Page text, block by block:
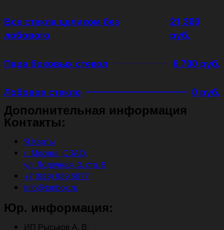
Все стекла целиком без
лобового
21 300
руб.
Пара боковых стекол 6 700 руб.
Лобовое стекло 0 руб.
Дополнительная информация
Контакты:
Я.Карты
г. Москва, СЗАО,
ул. Лодочная, 3, стр. 5
+7 (929) 939 5577
info@tonbox.ru
Юр. информация:
ИП Рыськов А. В.